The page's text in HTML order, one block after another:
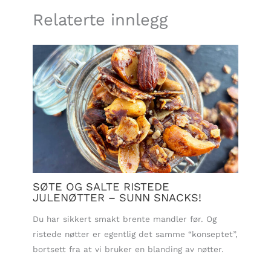
Relaterte innlegg
SØTE OG SALTE RISTEDE
JULENØTTER – SUNN SNACKS!
Du har sikkert smakt brente mandler før. Og
ristede nøtter er egentlig det samme “konseptet”,
bortsett fra at vi bruker en blanding av nøtter.